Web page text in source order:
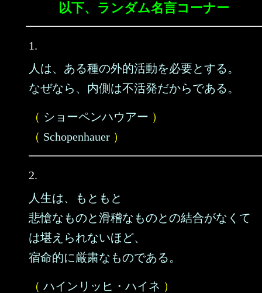
以下、ランダム名言コーナー
1.
人は、ある種の外的活動を必要とする。
なぜなら、内側は不活発だからである。
（ ショーペンハウアー ）
（ Schopenhauer ）
2.
人生は、もともと
悲愴なものと滑稽なものとの結合がなくて
は堪えられないほど、
宿命的に厳粛なものである。
（ ハインリッヒ・ハイネ ）